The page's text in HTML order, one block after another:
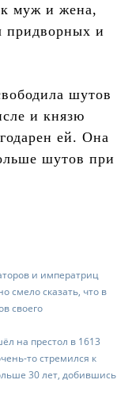
муж и жена,
придворных и
шутов
и князю
ей. Она
шутов при
и императриц
смело сказать, что в
своего
на престол в 1613
то стремился к
30 лет, добившись